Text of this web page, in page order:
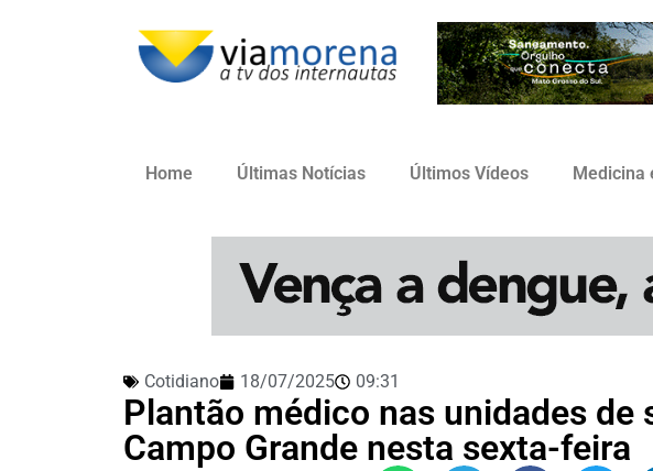
Home Últimas Notícias Últimos Vídeos Medicina
Cotidiano 18/07/2025 09:31
Plantão médico nas unidades de
Campo Grande nesta sexta-feira